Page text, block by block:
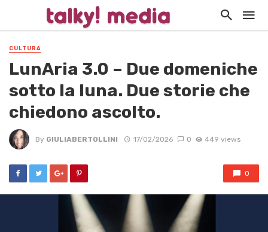
CULTURA
LunAria 3.0 – Due domeniche
sotto la luna. Due storie che
chiedono ascolto.
By GIULIABERTOLLINI 17/02/2026 0 449 views
0